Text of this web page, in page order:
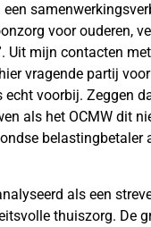
voor ouderen,
Uit mijn contacten
vragende partij
voorbij. Zeggen
als het OCMW dit
als een
thuiszorg. De